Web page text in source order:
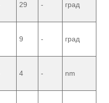
29 - град
9 - град
4 - nm